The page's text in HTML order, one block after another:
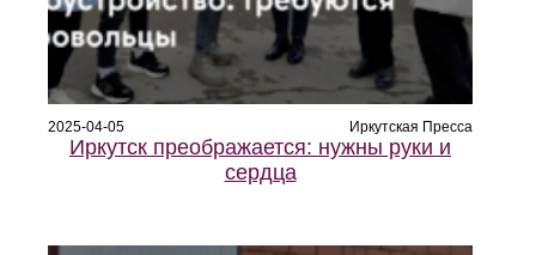
2025-04-05 Иркутская Пресса
Иркутск преображается: нужны руки и
сердца